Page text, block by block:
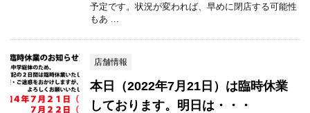
予定です。状況が変われば、早めに閉店する可能性
もあ ...
店舗情報
本日（2022年7月21日）は臨時休業
しております。明日は・・・